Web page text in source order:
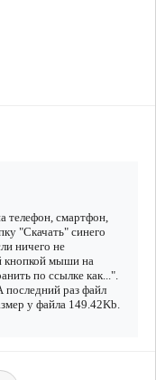
телефон, смартфон,
"Скачать" синего
ничего не
кнопкой мыши на
по ссылке как...".
раз файл
у файла 149.42Kb.